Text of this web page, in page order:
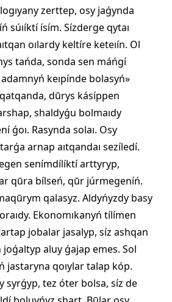
zerttep, osy jaǵynda
súıíktí ísím. Sízderge qytaı
oılardy keltíre keteıín. Ol
tańda, sonda sen máńgí
keıpínde bolasyń»
dūrys kásíppen
shaldyǵu bolmaıdy
ǵoı. Rasynda solaı. Osy
arnap aıtqandaı sezíledí.
senímdílíktí arttyryp,
qūra bílseń, qūr júrmegeníń.
qalasyz. Aldyńyzdy basy
Ekonomıkanyń tílímen
jobalar jasalyp, síz ashqan
aluy ǵajap emes. Sol
jastaryna qoıylar talap kóp.
syrǵyp, tez óter bolsa, síz de